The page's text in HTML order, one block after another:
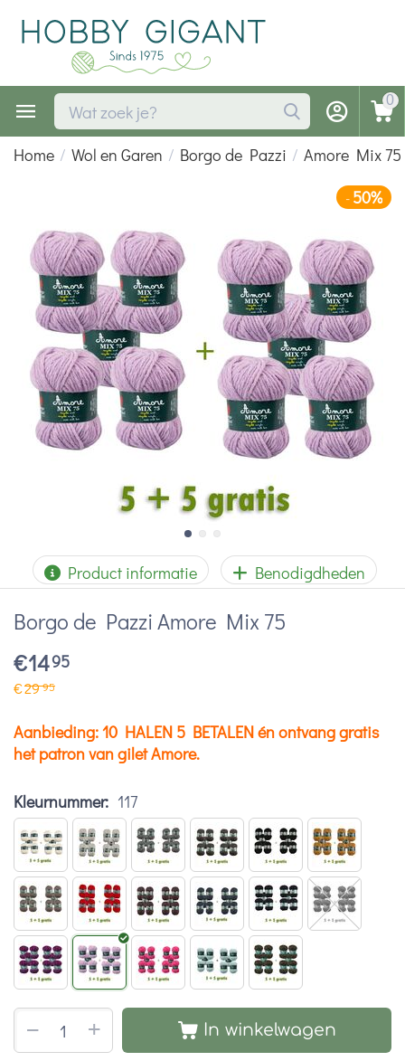
0
Home / Wol en Garen / Borgo de Pazzi / Amore Mix 75
-50%
Product informatie Benodigdheden
Borgo de Pazzi Amore Mix 75
€1495
€2995
Aanbieding: 10 HALEN 5 BETALEN én ontvang gratis
het patron van gilet Amore.
Kleurnummer: 117
+
− In winkelwagen